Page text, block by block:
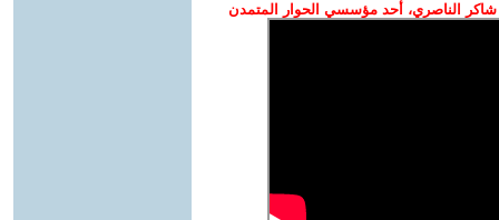
الناصري، أحد مؤسسي الحوار المتمدن